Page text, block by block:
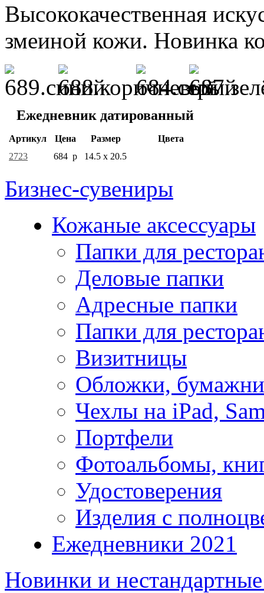
Высококачественная
змеиной кожи. Новинка
Ежедневник датированный
Артикул Цена Размер
Цвета
2723
684 р 14.5 x 20.5
Бизнес-сувениры
Кожаные аксессуары
Папки для
Деловые папки
Адресные папки
Папки для
Визитницы
Обложки,
Чехлы на iPad,
Портфели
Фотоальбомы,
Удостоверения
Изделия с
Ежедневники 2021
Новинки и